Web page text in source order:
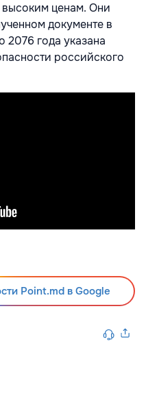
высоким ценам. Они
документе в
2076 года указана
российского
Point.md в Google